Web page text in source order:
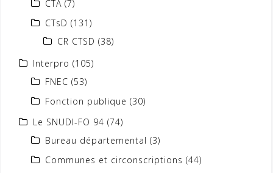
CTA (7)
CTsD (131)
CR CTSD (38)
Interpro (105)
FNEC (53)
Fonction publique (30)
Le SNUDI-FO 94 (74)
Bureau départemental (3)
Communes et circonscriptions (44)